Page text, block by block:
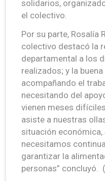
solidarios,
el colectivo.
Por su parte, Rosalía
colectivo destacó la
departamental a los
realizados; y la
acompañando el
necesitando del
vienen meses
asiste a nuestras
situación económica,
necesitamos
garantizar la
personas” concluyó.